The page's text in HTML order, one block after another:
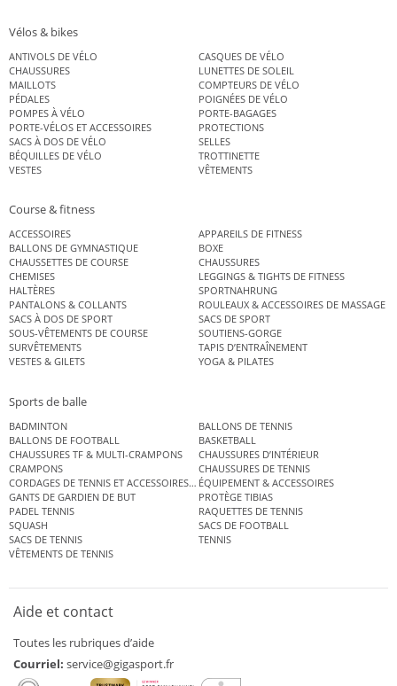
Vélos & bikes
ANTIVOLS DE VÉLO
CASQUES DE VÉLO
CHAUSSURES
LUNETTES DE SOLEIL
MAILLOTS
COMPTEURS DE VÉLO
PÉDALES
POIGNÉES DE VÉLO
POMPES À VÉLO
PORTE-BAGAGES
PORTE-VÉLOS ET ACCESSOIRES
PROTECTIONS
SACS À DOS DE VÉLO
SELLES
BÉQUILLES DE VÉLO
TROTTINETTE
VESTES
VÊTEMENTS
Course & fitness
ACCESSOIRES
APPAREILS DE FITNESS
BALLONS DE GYMNASTIQUE
BOXE
CHAUSSETTES DE COURSE
CHAUSSURES
CHEMISES
LEGGINGS & TIGHTS DE FITNESS
HALTÈRES
SPORTNAHRUNG
PANTALONS & COLLANTS
ROULEAUX & ACCESSOIRES DE MASSAGE
SACS À DOS DE SPORT
SACS DE SPORT
SOUS-VÊTEMENTS DE COURSE
SOUTIENS-GORGE
SURVÊTEMENTS
TAPIS D’ENTRAÎNEMENT
VESTES & GILETS
YOGA & PILATES
Sports de balle
BADMINTON
BALLONS DE TENNIS
BALLONS DE FOOTBALL
BASKETBALL
CHAUSSURES TF & MULTI-CRAMPONS
CHAUSSURES D’INTÉRIEUR
CRAMPONS
CHAUSSURES DE TENNIS
CORDAGES DE TENNIS ET ACCESSOIRES DE TENNISÉQUIPEMENT & ACCESSOIRES
GANTS DE GARDIEN DE BUT
PROTÈGE TIBIAS
PADEL TENNIS
RAQUETTES DE TENNIS
SQUASH
SACS DE FOOTBALL
SACS DE TENNIS
TENNIS
VÊTEMENTS DE TENNIS
Aide et contact
Toutes les rubriques d’aide
Courriel: service@gigasport.fr